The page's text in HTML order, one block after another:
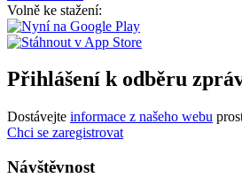
Volně ke stažení:
Přihlášení k odběru
Dostávejte informace z našeho webu
Chci se zaregistrovat
Návštěvnost